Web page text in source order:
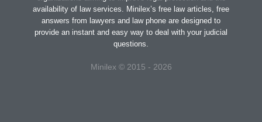
availability of law services. Minilex’s free law articles, free
answers from lawyers and law phone are designed to
provide an instant and easy way to deal with your judicial
questions.
Minilex © 2015 - 2026